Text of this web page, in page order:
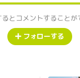
とコメントすることが
フォローする